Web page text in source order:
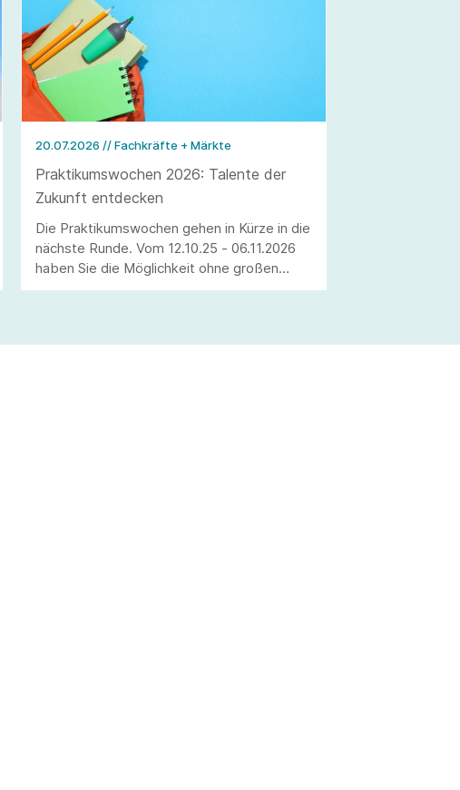
20.07.2026// Fachkräfte + Märkte
Praktikumswochen 2026: Talente der
Zukunft entdecken
Die Praktikumswochen gehen in Kürze in die
nächste Runde. Vom 12.10.25 - 06.11.2026
haben Sie die Möglichkeit ohne großen
Zusatzaufwand interessierte Schülerinnen
persönlich und verzahnen Sie die Berufswelt